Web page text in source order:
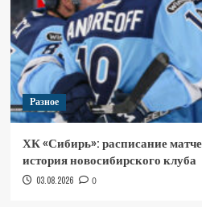
Разное
ХК «Сибирь»: расписание
история новосибирского клуба
03.08.2026 0